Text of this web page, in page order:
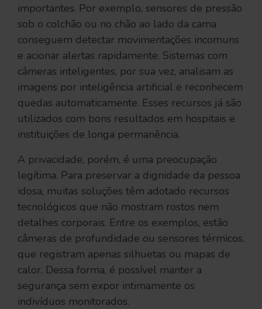
importantes. Por exemplo, sensores de pressão
sob o colchão ou no chão ao lado da cama
conseguem detectar movimentações incomuns
e acionar alertas rapidamente. Sistemas com
câmeras inteligentes, por sua vez, analisam as
imagens por inteligência artificial e reconhecem
quedas automaticamente. Esses recursos já são
utilizados com bons resultados em hospitais e
instituições de longa permanência.
A privacidade, porém, é uma preocupação
legítima. Para preservar a dignidade da pessoa
idosa, muitas soluções têm adotado recursos
tecnológicos que não mostram rostos nem
detalhes corporais. Entre os exemplos, estão
câmeras de profundidade ou sensores térmicos,
que registram apenas silhuetas ou mapas de
calor. Dessa forma, é possível manter a
segurança sem expor intimamente os
indivíduos monitorados.